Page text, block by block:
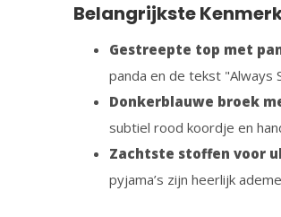
Belangrijkste
Gestreepte top met
panda en de tekst "Always
Donkerblauwe broek
subtiel rood koordje en
Zachtste stoffen voor
pyjama’s zijn heerlijk